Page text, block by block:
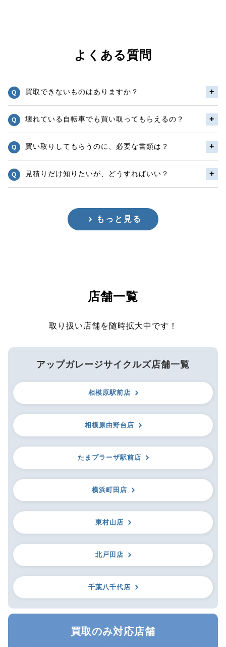
よくある質問
買取できないものはありますか？
壊れている自転車でも買い取ってもらえるの？
買い取りしてもらうのに、必要な書類は？
見積りだけ知りたいが、どうすればいい？
もっと見る
店舗一覧
取り扱い店舗を随時拡大中です！
アップガレージサイクルズ店舗一覧
相模原駅前店
相模原由野台店
たまプラーザ駅前店
横浜町田店
東村山店
北戸田店
千葉八千代店
買取のみ対応店舗